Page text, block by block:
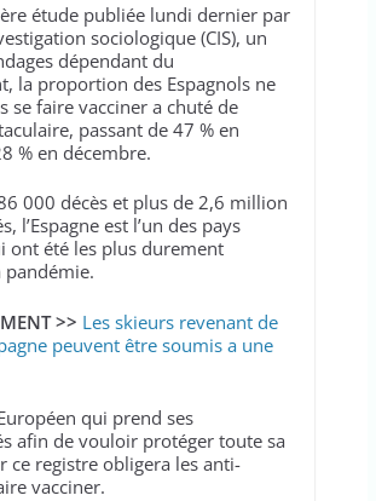
étude publiée lundi dernier par
sociologique (CIS), un
dépendant du
la proportion des Espagnols ne
se faire vacciner a chuté de
passant de 47 % en
% en décembre.
000 décès et plus de 2,6 million
l’Espagne est l’un des pays
ont été les plus durement
pandémie.
>> Les skieurs revenant de
peuvent être soumis a une
qui prend ses
afin de vouloir protéger toute sa
ce registre obligera les anti-
vacciner.